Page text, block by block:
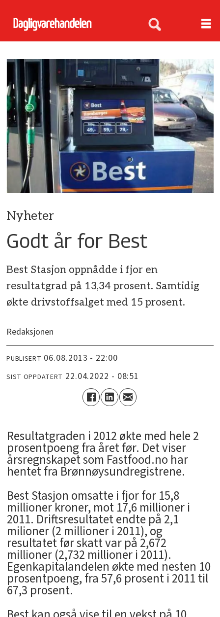
Nyheter
Godt år for Best
Best Stasjon oppnådde i fjor en
resultatgrad på 13,34 prosent. Samtidig
økte drivstoffsalget med 15 prosent.
Redaksjonen
PUBLISERT 06.08.2013 - 22:00
SIST OPPDATERT 22.04.2022 - 08:51
Resultatgraden i 2012 økte med hele 2
prosentpoeng fra året før. Det viser
årsregnskapet som Fastfood.no har
hentet fra Brønnøysundregistrene.
Best Stasjon omsatte i fjor for 15,8
millioner kroner, mot 17,6 millioner i
2011. Driftsresultatet endte på 2,1
milioner (2 millioner i 2011), og
resultatet før skatt var på 2,672
millioner (2,732 millioner i 2011).
Egenkapitalandelen økte med nesten 10
prosentpoeng, fra 57,6 prosent i 2011 til
67,3 prosent.